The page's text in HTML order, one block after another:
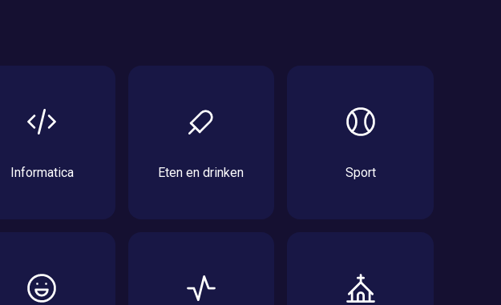
Informatica Eten en drinken Sport